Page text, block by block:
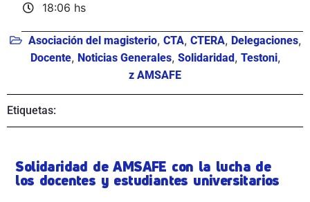
18:06 hs
Asociación del magisterio, CTA, CTERA, Delegaciones,
Docente, Noticias Generales, Solidaridad, Testoni,
z AMSAFE
Etiquetas:
Solidaridad de AMSAFE con la lucha de
los docentes y estudiantes universitarios